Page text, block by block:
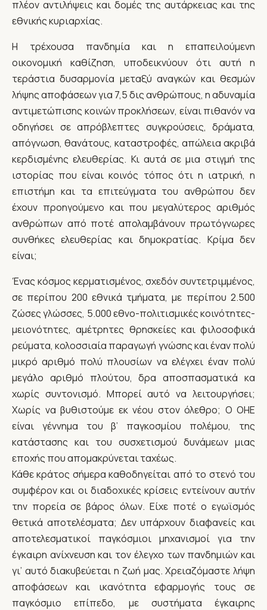
πλέον αντιλήψεις και δομές της αυτάρκειας και της
εθνικής κυριαρχίας.
Η τρέχουσα πανδημία και η επαπειλούμενη
οικονομική καθίζηση, υποδεικνύουν ότι αυτή η
τεράστια δυσαρμονία μεταξύ αναγκών και θεσμών
λήψης αποφάσεων για 7,5 δις ανθρώπους, η αδυναμία
αντιμετώπισης κοινών προκλήσεων, είναι πιθανόν να
οδηγήσει σε απρόβλεπτες συγκρούσεις, δράματα,
απόγνωση, θανάτους, καταστροφές, απώλεια ακριβά
κερδισμένης ελευθερίας. Κι αυτά σε μια στιγμή της
ιστορίας που είναι κοινός τόπος ότι η ιατρική, η
επιστήμη και τα επιτεύγματα του ανθρώπου δεν
έχουν προηγούμενο και που μεγαλύτερος αριθμός
ανθρώπων από ποτέ απολαμβάνουν πρωτόγνωρες
συνθήκες ελευθερίας και δημοκρατίας. Κρίμα δεν
είναι;
Ένας κόσμος κερματισμένος, σχεδόν συντετριμμένος,
σε περίπου 200 εθνικά τμήματα, με περίπου 2.500
ζώσες γλώσσες, 5.000 εθνο-πολιτισμικές κοινότητες-
μειονότητες, αμέτρητες θρησκείες και φιλοσοφικά
ρεύματα, κολοσσιαία παραγωγή γνώσης και έναν πολύ
μικρό αριθμό πολύ πλουσίων να ελέγχει έναν πολύ
μεγάλο αριθμό πλούτου, δρα αποσπασματικά κα
χωρίς συντονισμό. Μπορεί αυτό να λειτουργήσει;
Χωρίς να βυθιστούμε εκ νέου στον όλεθρο; Ο ΟΗΕ
είναι γέννημα του β’ παγκοσμίου πολέμου, της
κατάστασης και του συσχετισμού δυνάμεων μιας
εποχής που απομακρύνεται ταχέως.
Κάθε κράτος σήμερα καθοδηγείται από το στενό του
συμφέρον και οι διαδοχικές κρίσεις εντείνουν αυτήν
την πορεία σε βάρος όλων. Είχε ποτέ ο εγωϊσμός
θετικά αποτελέσματα; Δεν υπάρχουν διαφανείς και
αποτελεσματικοί παγκόσμιοι μηχανισμοί για την
έγκαιρη ανίχνευση και τον έλεγχο των πανδημιών και
γι’ αυτό διακυβεύεται η ζωή μας. Χρειαζόμαστε λήψη
αποφάσεων και ικανότητα εφαρμογής τους σε
παγκόσμιο επίπεδο, με συστήματα έγκαιρης